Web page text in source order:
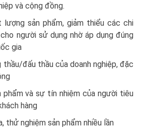
và cộng đồng.
sản phẩm, giảm thiểu các chi
người sử dụng nhờ áp dụng đúng
gia
thầu/đấu thầu của doanh nghiệp, đặc
và sự tín nhiệm của người tiêu
hàng
thử nghiệm sản phẩm nhiều lần